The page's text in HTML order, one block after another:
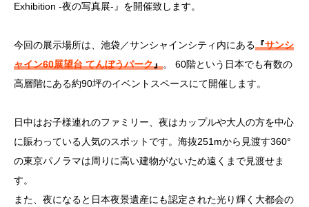
Exhibition -夜の写真展-』を開催致します。
今回の展示場所は、池袋／サンシャインシティ内にある『サンシ
ャイン60展望台 てんぼうパーク』。 60階という日本でも有数の
高層階にある約90坪のイベントスペースにて開催します。
日中はお子様連れのファミリー、夜はカップルや大人の方を中心
に賑わっている人気のスポットです。海抜251mから見渡す360°
の東京パノラマは周りに高い建物がないため遠くまで見渡せま
す。
また、夜になると日本夜景遺産にも認定された光り輝く大都会の